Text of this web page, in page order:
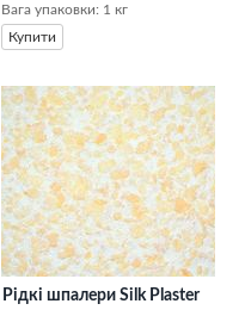
Вага упаковки: 1 кг
Купити
Рідкі шпалери Silk Plaster